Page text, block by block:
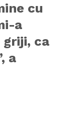
cu
a
griji, ca
a